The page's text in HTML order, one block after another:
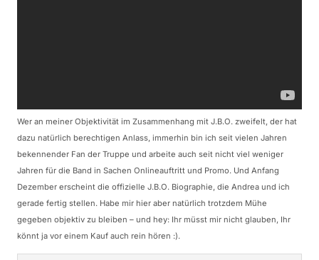
Wer an meiner Objektivität im Zusammenhang mit J.B.O. zweifelt, der hat
dazu natürlich berechtigen Anlass, immerhin bin ich seit vielen Jahren
bekennender Fan der Truppe und arbeite auch seit nicht viel weniger
Jahren für die Band in Sachen Onlineauftritt und Promo. Und Anfang
Dezember erscheint die offizielle J.B.O. Biographie, die Andrea und ich
gerade fertig stellen. Habe mir hier aber natürlich trotzdem Mühe
gegeben objektiv zu bleiben – und hey: Ihr müsst mir nicht glauben, Ihr
könnt ja vor einem Kauf auch rein hören :).